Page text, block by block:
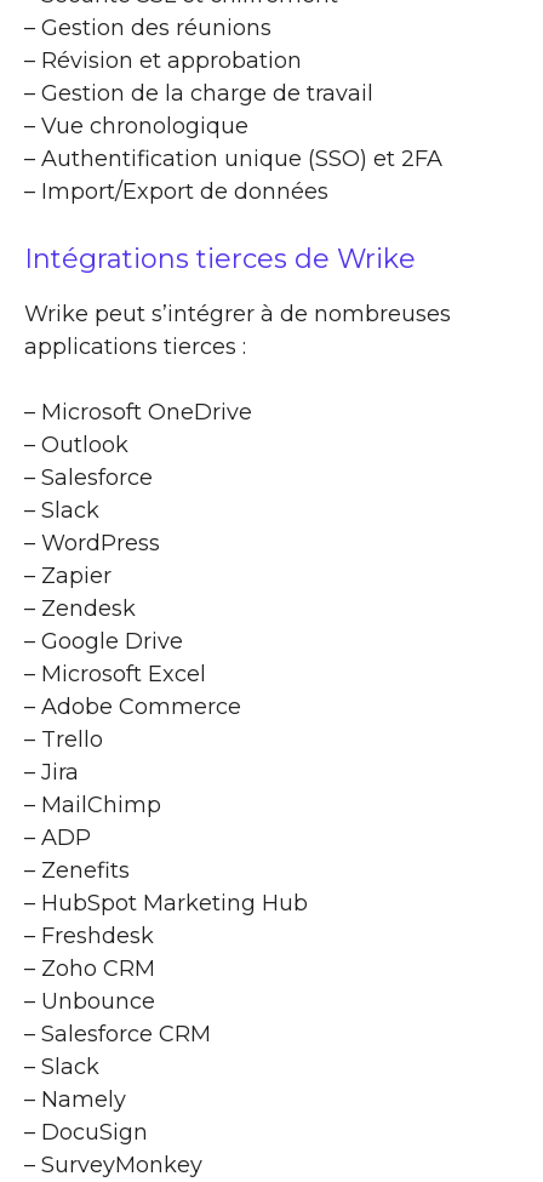
– Gestion des réunions
– Révision et approbation
– Gestion de la charge de travail
– Vue chronologique
– Authentification unique (SSO) et 2FA
– Import/Export de données
Intégrations tierces de Wrike
Wrike peut s’intégrer à de nombreuses
applications tierces :
– Microsoft OneDrive
– Outlook
– Salesforce
– Slack
– WordPress
– Zapier
– Zendesk
– Google Drive
– Microsoft Excel
– Adobe Commerce
– Trello
– Jira
– MailChimp
– ADP
– Zenefits
– HubSpot Marketing Hub
– Freshdesk
– Zoho CRM
– Unbounce
– Salesforce CRM
– Slack
– Namely
– DocuSign
– SurveyMonkey